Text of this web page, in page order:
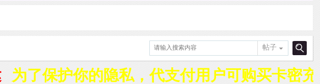
帖子
搜
为了保护你的隐私，代支付用户可购买卡密